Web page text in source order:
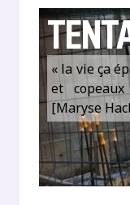
« la vie ça
et
[Maryse